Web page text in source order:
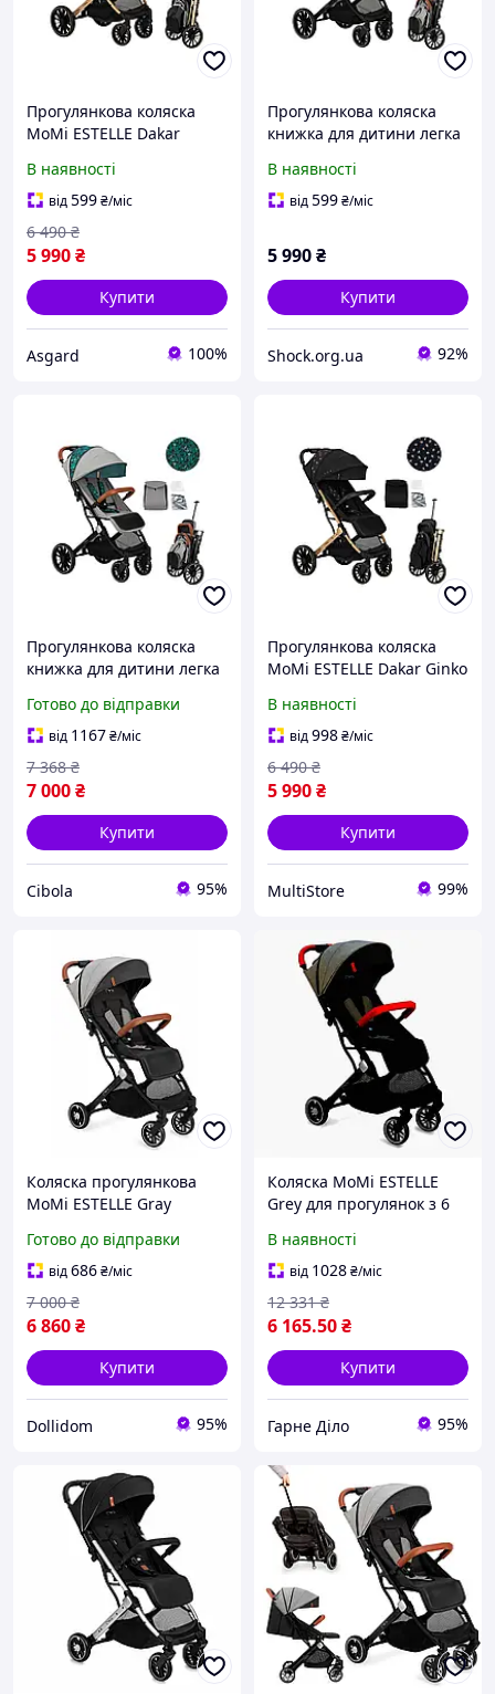
Прогулянкова коляска
MoMi ESTELLE Dakar
В наявності
від599₴/міс
5 990₴
6 490 ₴
Купити
Asgard 100%
Прогулянкова коляска
книжка для дитини легка
Jungle / Коляски для
прогулянок дитячі
В наявності
від599₴/міс
5 990₴
Купити
Shock.org.ua 92%
Прогулянкова коляска
книжка для дитини легка
Jungle / Коляски для
прогулянок дитячі
Готово до відправки
від 1167₴/міс
7 000₴
7 368 ₴
Купити
Cibola 95%
Прогулянкова коляска
MoMi ESTELLE Dakar Ginko
В наявності
від998₴/міс
5 990₴
6 490 ₴
Купити
MultiStore 99%
Коляска прогулянкова
MoMi ESTELLE Gray
Готово до відправки
від686₴/міс
6 860₴
7 000 ₴
Купити
Dollidom 95%
Коляска MoMi ESTELLE
Grey для прогулянок з 6
маневрена з
непроколювальними
колесами
В наявності
від 1028₴/міс
6 165.50₴
12 331 ₴
Купити
Гарне Діло 95%